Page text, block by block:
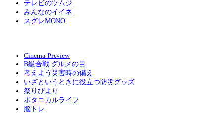
テレビのツムジ
みんなのイイネ
スグレMONO
Cinema Preview
B級合戦 グルメの目
考えよう災害時の備え
いざというときに役立つ防災グッズ
祭りびより
ボタニカルライフ
脳トレ